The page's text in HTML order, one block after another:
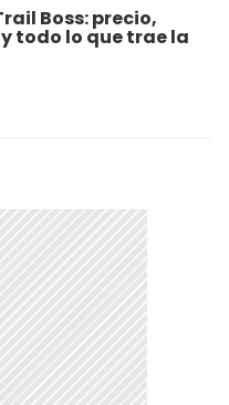
Boss: precio,
todo lo que trae la